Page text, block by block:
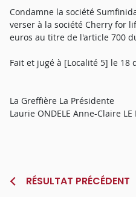
Condamne la société
verser à la société Cherry for
euros au titre de l'article 700
Fait et jugé à [Localité 5] le 18
La Greffière La Présidente
Laurie ONDELE Anne-Claire LE
RÉSULTAT PRÉCÉDENT